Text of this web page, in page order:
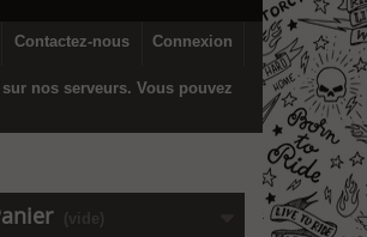
Connexion
Contactez-nous
nos serveurs. Vous pouvez
(vide)